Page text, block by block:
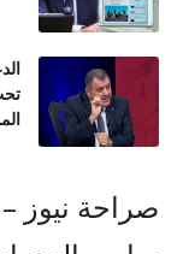
صراحة نيوز